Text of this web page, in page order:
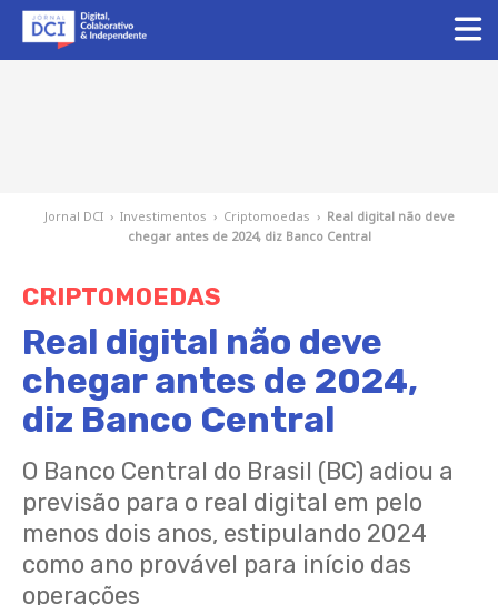
Jornal DCI › Investimentos › Criptomoedas › Real digital não deve
chegar antes de 2024, diz Banco Central
CRIPTOMOEDAS
Real digital não deve
chegar antes de 2024,
diz Banco Central
O Banco Central do Brasil (BC) adiou a
previsão para o real digital em pelo
menos dois anos, estipulando 2024
como ano provável para início das
operações